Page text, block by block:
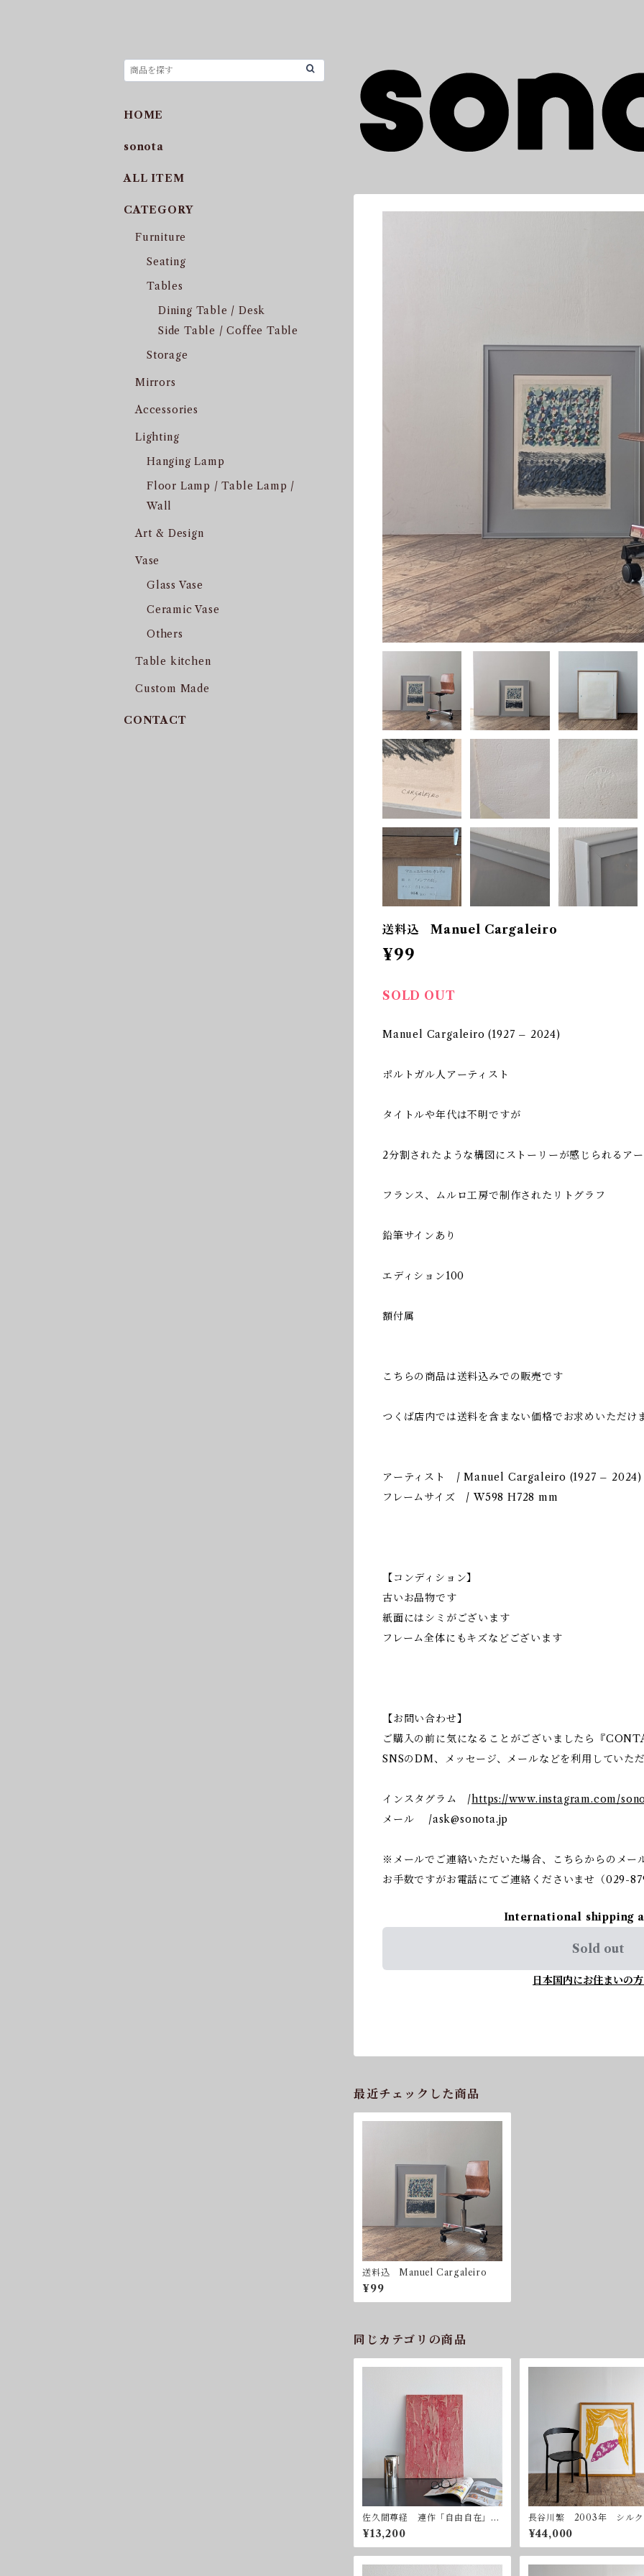
送料込 Manuel Cargaleiro
¥99
SOLD OUT
Manuel Cargaleiro (1927 – 2024)
ポルトガル人アーティスト
タイトルや年代は不明ですが
2分割されたような構図にストーリーが感じられるア
フランス、ムルロ工房で制作されたリトグラフ
鉛筆サインあり
エディション100
額付属
こちらの商品は送料込みでの販売です
つくば店内では送料を含まない価格でお求めいただけ
アーティスト / Manuel Cargaleiro (1927 – 2024)
フレームサイズ / W598 H728 mm
【コンディション】
古いお品物です
紙面にはシミがございます
フレーム全体にもキズなどございます
【お問い合わせ】
ご購入の前に気になることがございましたら『
SNSのDM、メッセージ、メールなどを利用していた
インスタグラム /https://www.instagram.com/
メール /ask@sonota.jp
※メールでご連絡いただいた場合、こちらからのメー
お手数ですがお電話にてご連絡くださいませ（029-
International shipping
Sold out
日本国内にお住まいの
最近チェックした商品
送料込 Manuel Cargaleiro
¥99
同じカテゴリの商品
佐久間尊経 連作「自由自在」ー
赤 2003年 ミクストメディア
¥13,200
長谷川繁 2003年 シルク
リーン 額付属
¥44,000
HOME
sonota
ALL ITEM
CATEGORY
Furniture
Seating
Tables
Dining Table / Desk
Side Table / Coffee Table
Storage
Mirrors
Accessories
Lighting
Hanging Lamp
Floor Lamp / Table Lamp /
Wall
Art & Design
Vase
Glass Vase
Ceramic Vase
Others
Table kitchen
Custom Made
CONTACT